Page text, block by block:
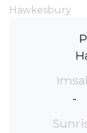
Hawkesbury
-